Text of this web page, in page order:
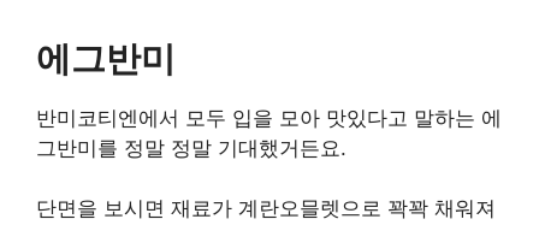
에그반미
반미코티엔에서 모두 입을 모아 맛있다고 말하는 에
그반미를 정말 정말 기대했거든요.
단면을 보시면 재료가 계란오믈렛으로 꽉꽉 채워져